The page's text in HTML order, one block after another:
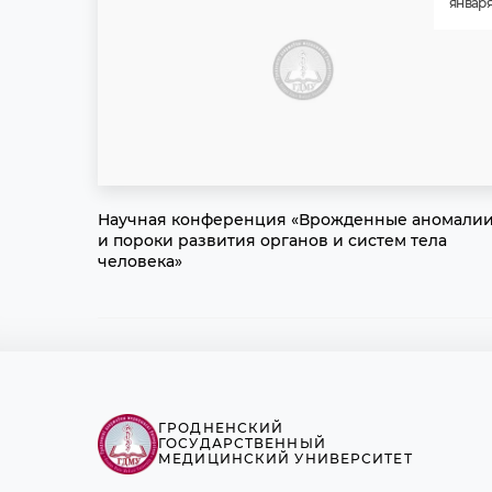
Научная конференция «Врожденные
и пороки развития органов и систем тела
человека»
ГРОДНЕНСКИЙ
ГОСУДАРСТВЕННЫЙ
МЕДИЦИНСКИЙ УНИВЕРСИТЕТ